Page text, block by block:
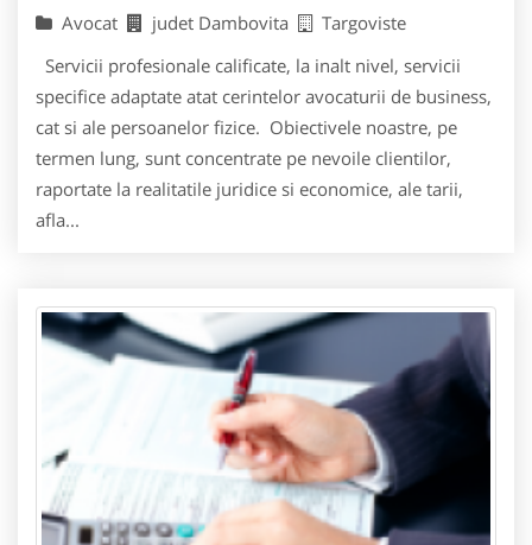
Avocat judet Dambovita
Targoviste
Servicii profesionale calificate, la inalt nivel, servicii
specifice adaptate atat cerintelor avocaturii de business,
cat si ale persoanelor fizice. Obiectivele noastre, pe
termen lung, sunt concentrate pe nevoile clientilor,
raportate la realitatile juridice si economice, ale tarii,
afla...